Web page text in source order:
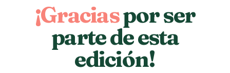
¡Graciaspor ser
parte de esta
edición!